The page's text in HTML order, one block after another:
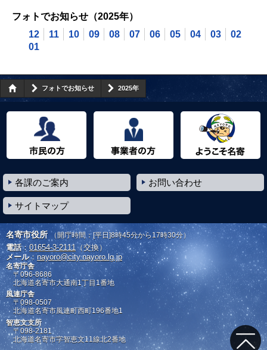
フォトでお知らせ（2025年）
12
11 10 09 08 07 06 05 04 03
02
01
フォトでお知らせ 2025年
各課のご案内 お問い合わせ
サイトマップ
名寄市役所 （開庁時間：[平日]8時45分から17時30分）
電話：01654-3-2111 （交換）
メール： nayoro@city.nayoro.lg.jp
名寄庁舎
〒096-8686
北海道名寄市大通南1丁目1番地
風連庁舎
〒098-0507
北海道名寄市風連町西町196番地1
智恵文支所
〒098-2181
北海道名寄市字智恵文11線北2番地